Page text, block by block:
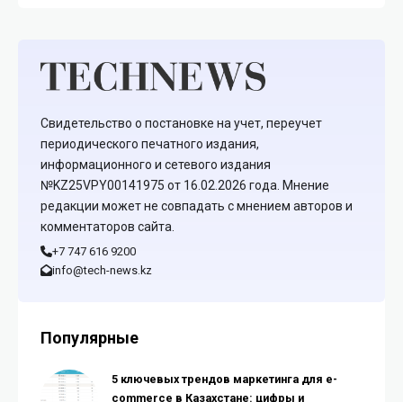
Свидетельство о постановке на учет, переучет
периодического печатного издания,
информационного и сетевого издания
№KZ25VPY00141975 от 16.02.2026 года. Мнение
редакции может не совпадать с мнением авторов и
комментаторов сайта.
+7 747 616 9200
info@tech-news.kz
Популярные
5 ключевых трендов маркетинга для e-
commerce в Казахстане: цифры и